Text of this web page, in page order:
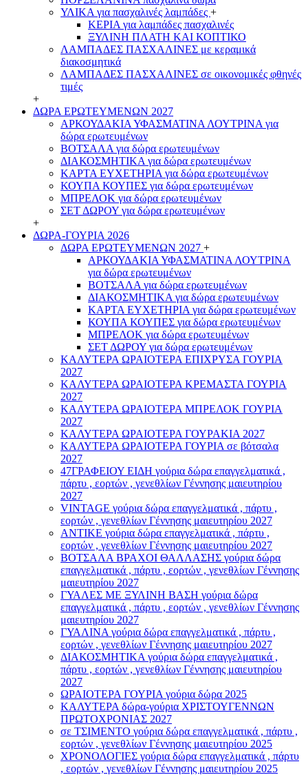
ΥΛΙΚΑ για πασχαλινές λαμπάδες +
ΚΕΡΙΑ για λαμπάδες πασχαλινές
ΞΥΛΙΝΗ ΠΛΑΤΗ ΚΑΙ ΚΟΠΤΙΚΟ
ΛΑΜΠΑΔΕΣ ΠΑΣΧΑΛΙΝΕΣ με κεραμικά
διακοσμητικά
ΛΑΜΠΑΔΕΣ ΠΑΣΧΑΛΙΝΕΣ σε οικονομικές φθηνές
τιμές
+
ΔΩΡΑ ΕΡΩΤΕΥΜΕΝΩΝ 2027
ΑΡΚΟΥΔΑΚΙΑ ΥΦΑΣΜΑΤΙΝΑ ΛΟΥΤΡΙΝΑ για
δώρα ερωτευμένων
ΒΟΤΣΑΛΑ για δώρα ερωτευμένων
ΔΙΑΚΟΣΜΗΤΙΚΑ για δώρα ερωτευμένων
ΚΑΡΤΑ ΕΥΧΕΤΗΡΙΑ για δώρα ερωτευμένων
ΚΟΥΠΑ ΚΟΥΠΕΣ για δώρα ερωτευμένων
ΜΠΡΕΛΟΚ για δώρα ερωτευμένων
ΣΕΤ ΔΩΡΟΥ για δώρα ερωτευμένων
+
ΔΩΡΑ-ΓΟΥΡΙΑ 2026
ΔΩΡΑ ΕΡΩΤΕΥΜΕΝΩΝ 2027 +
ΑΡΚΟΥΔΑΚΙΑ ΥΦΑΣΜΑΤΙΝΑ ΛΟΥΤΡΙΝΑ
για δώρα ερωτευμένων
ΒΟΤΣΑΛΑ για δώρα ερωτευμένων
ΔΙΑΚΟΣΜΗΤΙΚΑ για δώρα ερωτευμένων
ΚΑΡΤΑ ΕΥΧΕΤΗΡΙΑ για δώρα ερωτευμένων
ΚΟΥΠΑ ΚΟΥΠΕΣ για δώρα ερωτευμένων
ΜΠΡΕΛΟΚ για δώρα ερωτευμένων
ΣΕΤ ΔΩΡΟΥ για δώρα ερωτευμένων
ΚΑΛΥΤΕΡΑ ΩΡΑΙΟΤΕΡΑ ΕΠΙΧΡΥΣΑ ΓΟΥΡΙΑ
2027
ΚΑΛΥΤΕΡΑ ΩΡΑΙΟΤΕΡΑ ΚΡΕΜΑΣΤΑ ΓΟΥΡΙΑ
2027
ΚΑΛΥΤΕΡΑ ΩΡΑΙΟΤΕΡΑ ΜΠΡΕΛΟΚ ΓΟΥΡΙΑ
2027
ΚΑΛΥΤΕΡΑ ΩΡΑΙΟΤΕΡΑ ΓΟΥΡΑΚΙΑ 2027
ΚΑΛΥΤΕΡΑ ΩΡΑΙΟΤΕΡΑ ΓΟΥΡΙΑ σε βότσαλα
2027
47ΓΡΑΦΕΙΟΥ ΕΙΔΗ γούρια δώρα επαγγελματικά ,
πάρτυ , εορτών , γενεθλίων Γέννησης μαιευτηρίου
2027
VINTAGE γούρια δώρα επαγγελματικά , πάρτυ ,
εορτών , γενεθλίων Γέννησης μαιευτηρίου 2027
ΑΝΤΙΚΕ γούρια δώρα επαγγελματικά , πάρτυ ,
εορτών , γενεθλίων Γέννησης μαιευτηρίου 2027
ΒΟΤΣΑΛΑ ΒΡΑΧΟΙ ΘΑΛΛΑΣΗΣ γούρια δώρα
επαγγελματικά , πάρτυ , εορτών , γενεθλίων Γέννησης
μαιευτηρίου 2027
ΓΥΑΛΕΣ ΜΕ ΞΥΛΙΝΗ ΒΑΣΗ γούρια δώρα
επαγγελματικά , πάρτυ , εορτών , γενεθλίων Γέννησης
μαιευτηρίου 2027
ΓΥΑΛΙΝΑ γούρια δώρα επαγγελματικά , πάρτυ ,
εορτών , γενεθλίων Γέννησης μαιευτηρίου 2027
ΔΙΑΚΟΣΜΗΤΙΚΑ γούρια δώρα επαγγελματικά ,
πάρτυ , εορτών , γενεθλίων Γέννησης μαιευτηρίου
2027
ΩΡΑΙΟΤΕΡΑ ΓΟΥΡΙΑ γούρια δώρα 2025
ΚΑΛΥΤΕΡΑ δώρα-γούρια ΧΡΙΣΤΟΥΓΕΝΝΩΝ
ΠΡΩΤΟΧΡΟΝΙΑΣ 2027
σε ΤΣΙΜΕΝΤΟ γούρια δώρα επαγγελματικά , πάρτυ ,
εορτών , γενεθλίων Γέννησης μαιευτηρίου 2025
ΧΡΟΝΟΛΟΓΙΕΣ γούρια δώρα επαγγελματικά , πάρτυ
, εορτών , γενεθλίων Γέννησης μαιευτηρίου 2025